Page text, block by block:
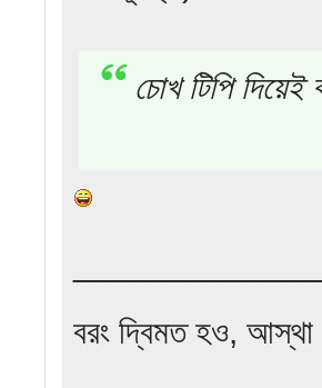
চোখ টিপি দিয়েই
বরং দ্বিমত হও, আস্থা